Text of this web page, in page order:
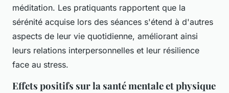
méditation. Les pratiquants rapportent que la
sérénité acquise lors des séances s'étend à d'autres
aspects de leur vie quotidienne, améliorant ainsi
leurs relations interpersonnelles et leur résilience
face au stress.
Effets positifs sur la santé mentale et physique